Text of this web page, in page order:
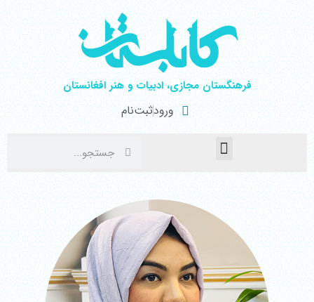
فرهنگستان مجازی، ادبیات و هنر افغانستان
ورودثبت‌نام